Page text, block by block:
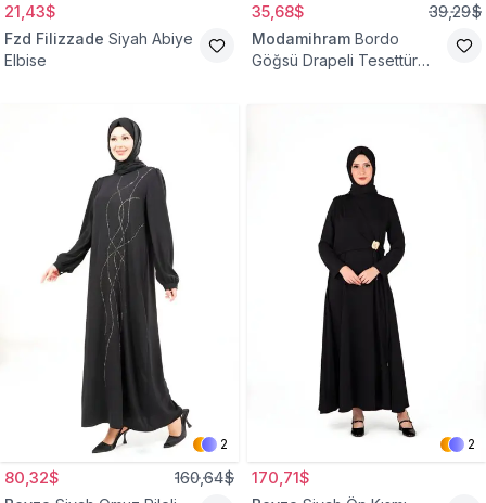
21,43$
Fzd Filizzade Siyah Abiye
Elbise
35,68$ 39,29$
Modamihram Bordo
Göğsü Drapeli Tesettür
2
80,32$ 160,64$
2
170,71$